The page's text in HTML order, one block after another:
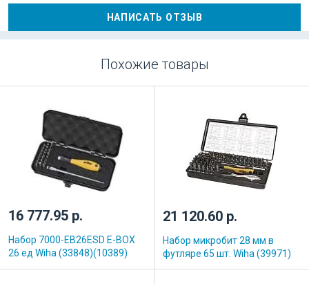
НАПИСАТЬ ОТЗЫВ
Похожие товары
16 777.95 р.
Набор 7000-EB26ESD E-BOX
26 ед Wiha (33848)(10389)
21 120.60 р.
Набор микробит 28 мм в
футляре 65 шт. Wiha (39971)